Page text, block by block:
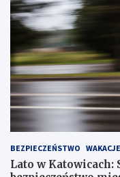
!
BEZPIECZEŃSTWO WAKACJE
Lato w Katowicach: